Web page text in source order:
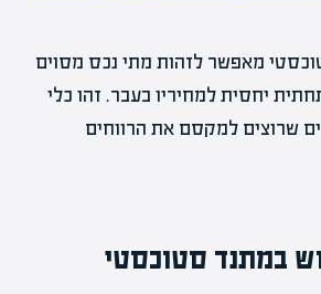
מאפשר לזהות מתי נכס מסוים
יחסית למחיריו בעבר. זהו כלי
שרוצים למקסם את הרווחים
במתנד סטוכסטי